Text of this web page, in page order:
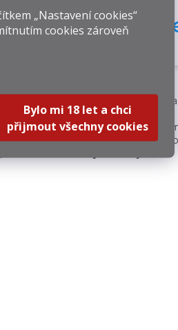
„Nastavení cookies“
cookies zároveň
Bylo mi 18 let a chci
přijmout všechny cookies
á
d
a
v
k
y
v
p
⭐⭐⭐⭐⭐
směsi namleté zelené kávy Arabica
zejména před jídlem. Unikátní směs
"klasického turka" nebo použít
má následující účinky: